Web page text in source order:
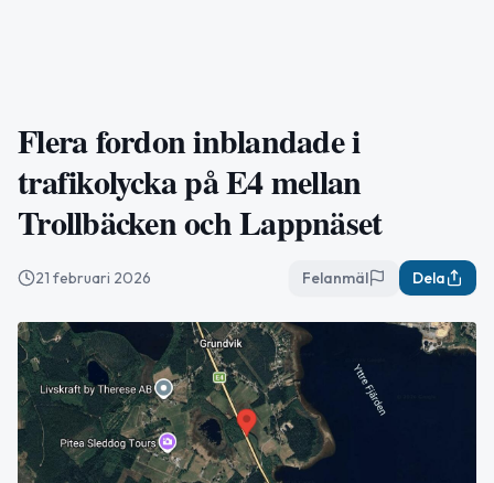
Flera fordon inblandade i
trafikolycka på E4 mellan
Trollbäcken och Lappnäset
21 februari 2026 Felanmäl Dela